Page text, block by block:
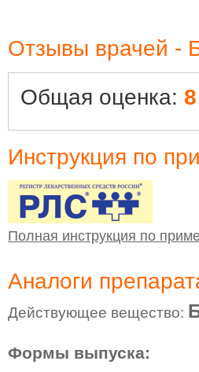
Отзывы врачей -
Общая оценка: 8
Инструкция по
Полная инструкция по
Аналоги
Действующее вещество:
Формы выпуска: